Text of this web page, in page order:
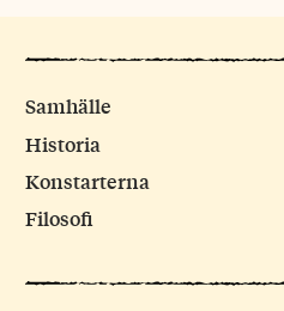
Samhälle
Historia
Konstarterna
Filosofi